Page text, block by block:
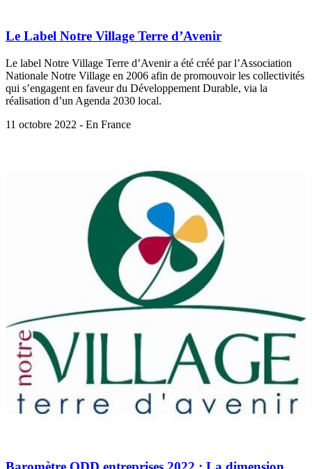
Le Label Notre Village Terre d’Avenir
Le label Notre Village Terre d’Avenir a été créé par l’Association
Nationale Notre Village en 2006 afin de promouvoir les collectivités
qui s’engagent en faveur du Développement Durable, via la
réalisation d’un Agenda 2030 local.
11 octobre 2022 - En France